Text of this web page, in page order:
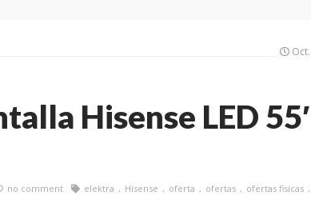
Hisense LED
no comment elektra Hisense oferta ofertas ofertas fisicas